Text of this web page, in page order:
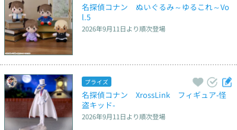
名探偵コナン　ぬいぐるみ～ゆるこれ～Vo
l.5
2026年9月11日より順次登場
プライズ
名探偵コナン　XrossLink　フィギュア‐怪
盗キッド‐
2026年9月11日より順次登場